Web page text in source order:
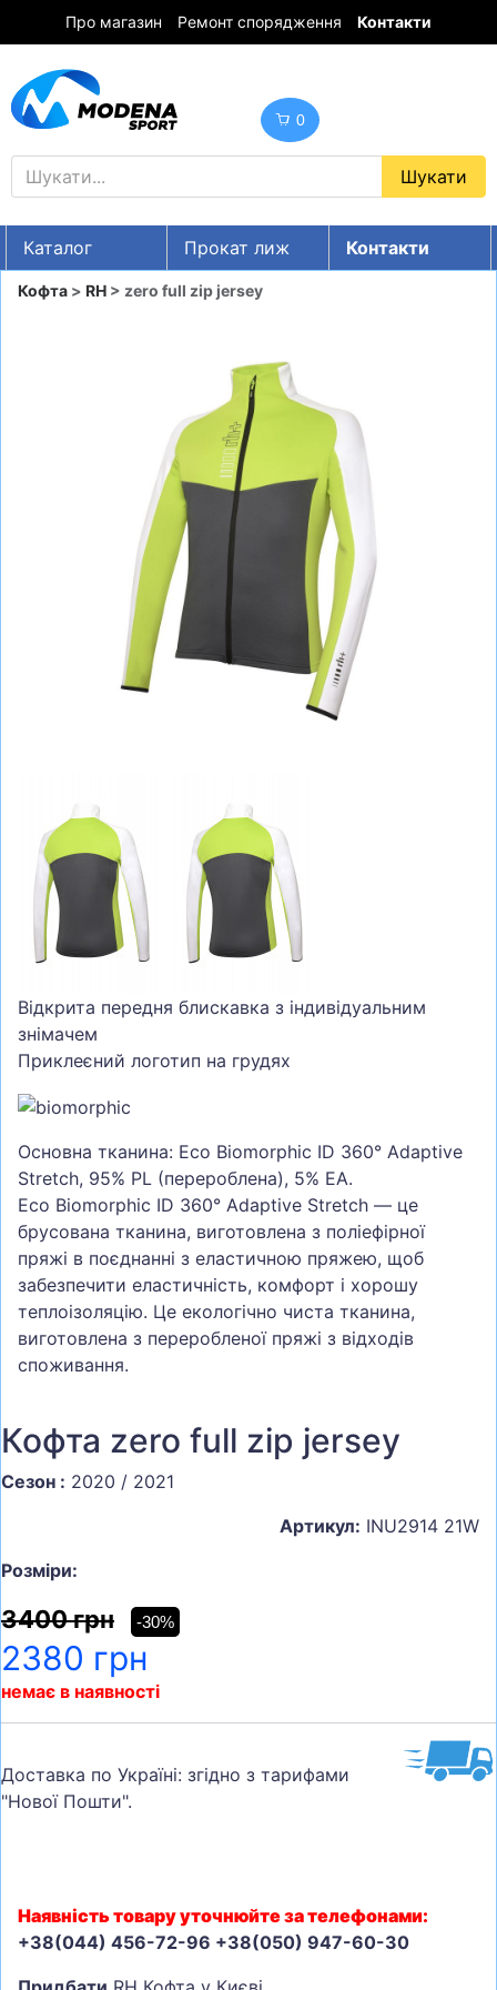
Про магазин Ремонт спорядження Контакти
0
Каталог Прокат лиж
Контакти
UA RU EN
ШОЛОМИ, ЗАХИСТ, ОКУЛЯРИ
БІГ, ФІТНЕС, М'ЯЧІ
ВЕЛОСИПЕДИ
САМОКАТИ
Кофта > RH > zero full zip jersey
Відкрита передня блискавка з індивідуальним
знімачем
Приклеєний логотип на грудях
Основна тканина: Eco Biomorphic ID 360° Adaptive
Stretch, 95% PL (перероблена), 5% EA.
Eco Biomorphic ID 360° Adaptive Stretch — це
брусована тканина, виготовлена з поліефірної
пряжі в поєднанні з еластичною пряжею, щоб
забезпечити еластичність, комфорт і хорошу
теплоізоляцію. Це екологічно чиста тканина,
виготовлена з переробленої пряжі з відходів
споживання.
Кофта zero full zip jersey
Сезон : 2020 / 2021
Артикул: INU2914 21W
Розміри:
3400 грн -30%
2380 грн
немає в наявності
Доставка по Україні: згідно з тарифами
"Нової Пошти".
Наявність товару уточнюйте за телефонами:
+38(044) 456-72-96 +38(050) 947-60-30